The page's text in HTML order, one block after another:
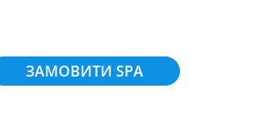
ЗАМОВИТИ SPA